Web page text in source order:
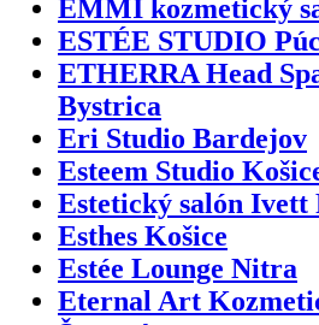
EMMI kozmetický
ESTÉE STUDIO
ETHERRA Head
Bystrica
Eri Studio Bardejov
Esteem Studio
Estetický salón Ivett
Esthes Košice
Estée Lounge Nitra
Eternal Art